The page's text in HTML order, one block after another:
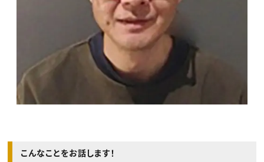
こんなことをお話します！